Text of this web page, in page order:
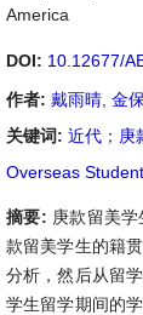
America
DOI: 10.12677/
作者: 戴雨晴 金
关键词: 近代 ； 庚
Overseas
摘要: 庚款留美
款留美学生的籍
分析，然后从留
学生留学期间的